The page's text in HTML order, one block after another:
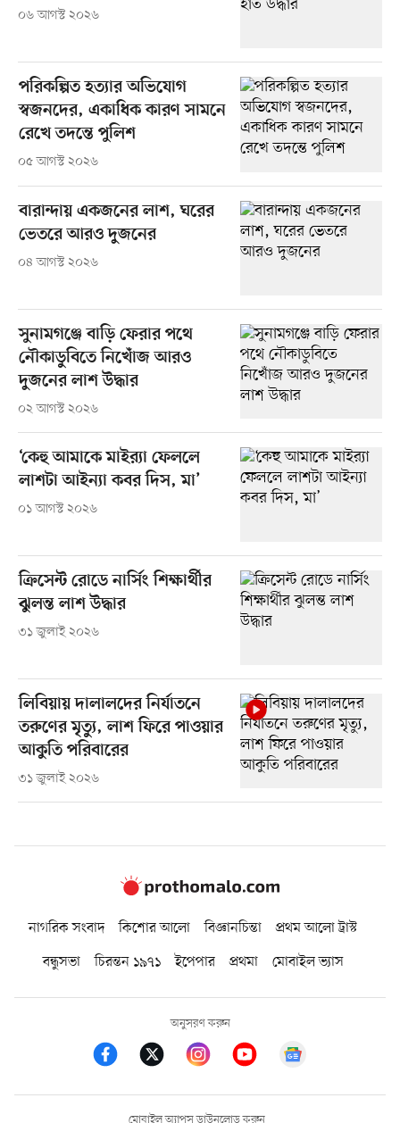
০৬ আগস্ট ২০২৬
পরিকল্পিত হত্যার অভিযোগ
স্বজনদের, একাধিক কারণ সামনে
রেখে তদন্তে পুলিশ
০৫ আগস্ট ২০২৬
বারান্দায় একজনের লাশ, ঘরের
ভেতরে আরও দুজনের
০৪ আগস্ট ২০২৬
সুনামগঞ্জে বাড়ি ফেরার পথে
নৌকাডুবিতে নিখোঁজ আরও
দুজনের লাশ উদ্ধার
০২ আগস্ট ২০২৬
‘কেহু আমাকে মাইর‌্যা ফেললে
লাশটা আইন্যা কবর দিস, মা’
০১ আগস্ট ২০২৬
ক্রিসেন্ট রোডে নার্সিং শিক্ষার্থীর
ঝুলন্ত লাশ উদ্ধার
৩১ জুলাই ২০২৬
লিবিয়ায় দালালদের নির্যাতনে
তরুণের মৃত্যু, লাশ ফিরে পাওয়ার
আকুতি পরিবারের
৩১ জুলাই ২০২৬
নাগরিক সংবাদ কিশোর আলো বিজ্ঞানচিন্তা
প্রথম আলো ট্রাস্ট
বন্ধুসভা
চিরন্তন ১৯৭১ ইপেপার প্রথমা মোবাইল ভ্যাস
অনুসরণ করুন